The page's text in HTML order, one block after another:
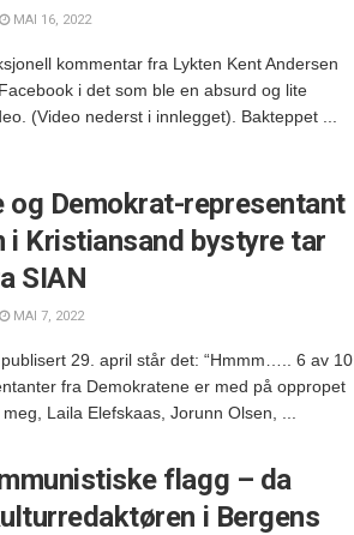
MAI 16, 2022
kommentar fra Lykten Kent Andersen
i det som ble en absurd og lite
(Video nederst i innlegget). Bakteppet ...
og Demokrat-representant
i Kristiansand bystyre tar
SIAN
MAI 7, 2022
29. april står det: “Hmmm….. 6 av 10
fra Demokratene er med på oppropet
Laila Elefskaas, Jorunn Olsen, ...
flagg – da
i Bergens